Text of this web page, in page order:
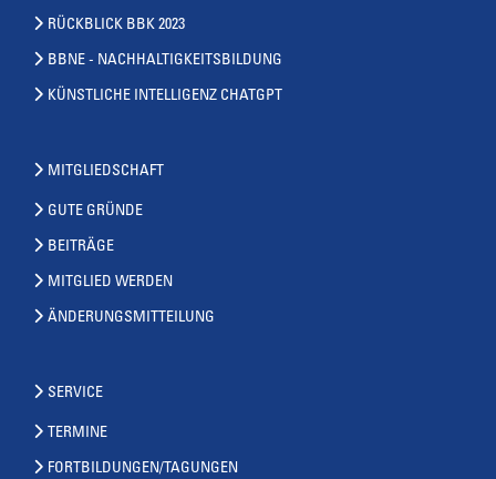
RÜCKBLICK BBK 2023
BBNE - NACHHALTIGKEITSBILDUNG
KÜNSTLICHE INTELLIGENZ CHATGPT
MITGLIEDSCHAFT
GUTE GRÜNDE
BEITRÄGE
MITGLIED WERDEN
ÄNDERUNGSMITTEILUNG
SERVICE
TERMINE
FORTBILDUNGEN/TAGUNGEN